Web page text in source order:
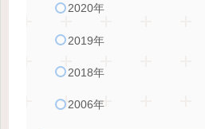
2020年
2019年
2018年
2006年